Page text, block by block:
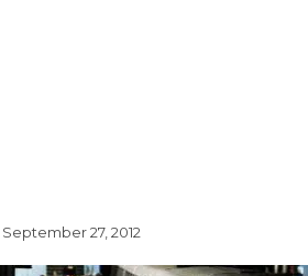
September 27, 2012